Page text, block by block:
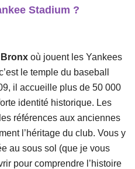
Stadium ?
Bronx où jouent les Yankees
le temple du baseball
il accueille plus de 50 000
identité historique. Les
références aux anciennes
l’héritage du club. Vous y
au sous sol (que je vous
pour comprendre l’histoire